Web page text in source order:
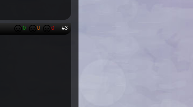
0 0 0 #3